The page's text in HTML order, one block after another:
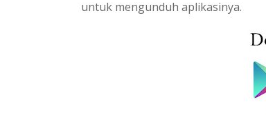
untuk mengunduh aplikasinya.